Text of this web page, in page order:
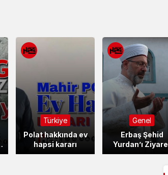
Genel
Erbaş Şehid
Yurdan’ı Ziyaret
Etti
Genel
Süleymaniye’de
Lahor tasfiye
ama Bafel de